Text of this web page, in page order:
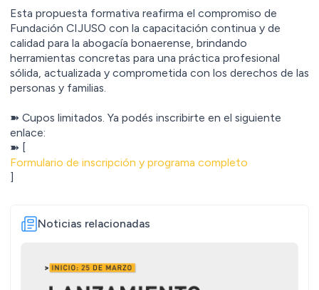
Esta propuesta formativa reafirma el compromiso de
Fundación CIJUSO con la capacitación continua y de
calidad para la abogacía bonaerense, brindando
herramientas concretas para una práctica profesional
sólida, actualizada y comprometida con los derechos de las
personas y familias.
➽ Cupos limitados. Ya podés inscribirte en el siguiente
enlace:
➽ [
Formulario de inscripción y programa completo
]
Noticias relacionadas